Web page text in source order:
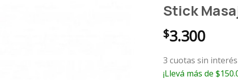
Stick
$3.300
3 cuotas sin
¡Llevá más de